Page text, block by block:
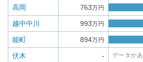
高岡 763万円
越中中川 993万円
能町 894万円
伏木 - データが